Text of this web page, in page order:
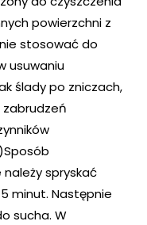
powierzchni z
stosować do
usuwaniu
ślady po zniczach,
zabrudzeń
spryskać
minut. Następnie
sucha. W